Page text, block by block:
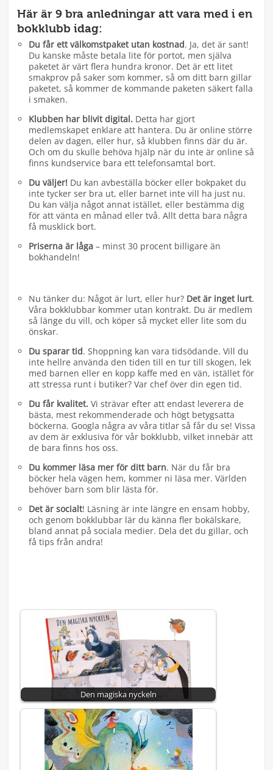
Här är 9 bra anledningar att vara med i en
bokklubb idag:
Du får ett välkomstpaket utan kostnad. Ja, det är sant!
Du kanske måste betala lite för portot, men själva
paketet är värt flera hundra kronor. Det är ett litet
smakprov på saker som kommer, så om ditt barn gillar
paketet, så kommer de kommande paketen säkert falla
i smaken.
Klubben har blivit digital.Detta har gjort
medlemskapet enklare att hantera. Du är online större
delen av dagen, eller hur, så klubben finns där du är.
Och om du skulle behöva hjälp när du inte är online så
finns kundservice bara ett telefonsamtal bort.
Du väljer!Du kan avbeställa böcker eller bokpaket du
inte tycker ser bra ut, eller barnet inte vill ha just nu.
Du kan välja något annat istället, eller bestämma dig
för att vänta en månad eller två. Allt detta bara några
få musklick bort.
Priserna är låga– minst 30 procent billigare än
bokhandeln!
Nu tänker du: Något är lurt, eller hur? Det är inget lurt.
Våra bokklubbar kommer utan kontrakt. Du är medlem
så länge du vill, och köper så mycket eller lite som du
önskar.
Du sparar tid. Shoppning kan vara tidsödande. Vill du
inte hellre använda den tiden till en tur till skogen, lek
med barnen eller en kopp kaffe med en vän, istället för
att stressa runt i butiker? Var chef över din egen tid.
Du får kvalitet.Vi strävar efter att endast leverera de
bästa, mest rekommenderade och högt betygsatta
böckerna. Googla några av våra titlar så får du se! Vissa
av dem är exklusiva för vår bokklubb, vilket innebär att
de bara finns hos oss.
Du kommer läsa mer för ditt barn. När du får bra
böcker hela vägen hem, kommer ni läsa mer. Världen
behöver barn som blir lästa för.
Det är socialt! Läsning är inte längre en ensam hobby,
och genom bokklubbar lär du känna fler bokälskare,
bland annat på sociala medier. Dela det du gillar, och
få tips från andra!
Den magiska nyckeln